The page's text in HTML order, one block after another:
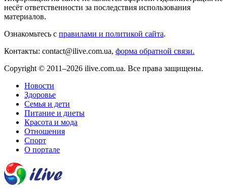
несёт ответственности за последствия использования
материалов.
Ознакомьтесь с правилами и политикой сайта.
Контакты: contact@ilive.com.ua, форма обратной связи.
Copyright © 2011–2026 ilive.com.ua. Все права защищены.
Новости
Здоровье
Семья и дети
Питание и диеты
Красота и мода
Отношения
Спорт
О портале